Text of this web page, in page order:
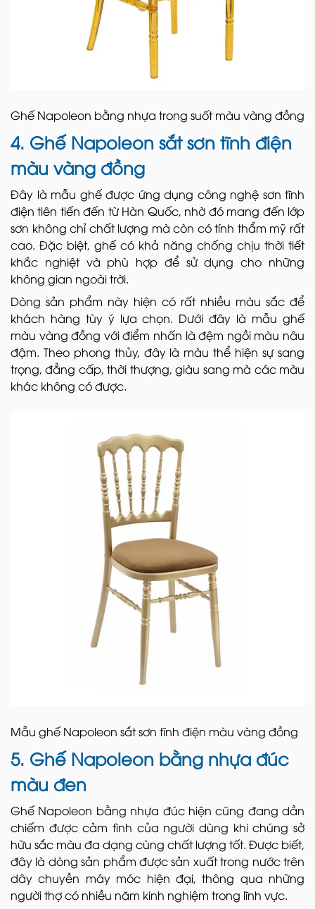
Ghế Napoleon bằng nhựa trong suốt màu vàng đồng
4. Ghế Napoleon sắt sơn tĩnh điện
màu vàng đồng
Đây là mẫu ghế được ứng dụng công nghệ sơn tĩnh
điện tiên tiến đến từ Hàn Quốc, nhờ đó mang đến lớp
sơn không chỉ chất lượng mà còn có tính thẩm mỹ rất
cao. Đặc biệt, ghế có khả năng chống chịu thời tiết
khắc nghiệt và phù hợp để sử dụng cho những
không gian ngoài trời.
Dòng sản phẩm này hiện có rất nhiều màu sắc để
khách hàng tùy ý lựa chọn. Dưới đây là mẫu ghế
màu vàng đồng với điểm nhấn là đệm ngồi màu nâu
đậm. Theo phong thủy, đây là màu thể hiện sự sang
trọng, đẳng cấp, thời thượng, giàu sang mà các màu
khác không có được.
Mẫu ghế Napoleon sắt sơn tĩnh điện màu vàng đồng
5. Ghế Napoleon bằng nhựa đúc
màu đen
Ghế Napoleon bằng nhựa đúc hiện cũng đang dần
chiếm được cảm tình của người dùng khi chúng sở
hữu sắc màu đa dạng cùng chất lượng tốt. Được biết,
đây là dòng sản phẩm được sản xuất trong nước trên
dây chuyền máy móc hiện đại, thông qua những
người thợ có nhiều năm kinh nghiệm trong lĩnh vực.